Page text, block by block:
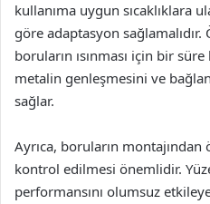
kullanıma uygun sıcaklıklara
göre adaptasyon
boruların ısınması için bir
metalin genleşmesini ve
sağlar.
Ayrıca, boruların
kontrol edilmesi önemlidir.
performansını olumsuz